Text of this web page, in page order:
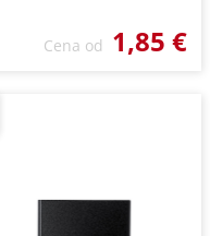
Cena od 1,85 €